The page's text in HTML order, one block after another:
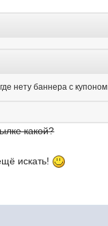
нету баннера с
какой?
искать!